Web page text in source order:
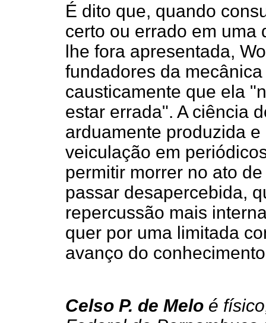
É dito que, quando
certo ou errado em uma
lhe fora apresentada,
fundadores da
causticamente que ela
estar errada". A ciência
arduamente produzida
veiculação em
permitir morrer no ato
passar desapercebida,
repercussão mais
quer por uma limitada
avanço do
Celso P. de Melo é